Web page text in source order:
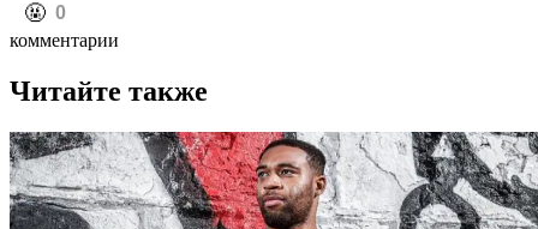
️🤬 0
комментарии
Читайте также